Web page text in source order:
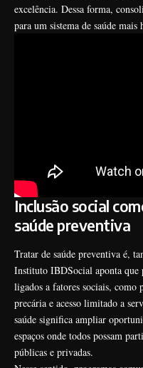
excelência. Dessa forma,
para um sistema de saúde
Inclusão social
saúde preventiva
Tratar de saúde preventiva é,
Instituto IBDSocial aponta que
ligados a fatores sociais, como
precária e acesso limitado a
saúde significa ampliar
espaços onde todos possam
públicas e privadas.